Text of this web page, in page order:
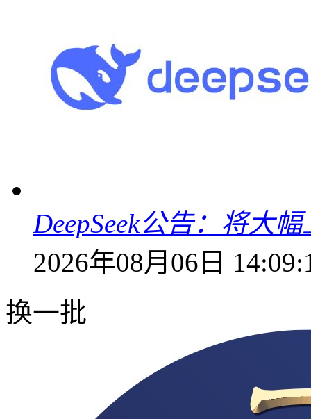
DeepSeek公告：将大
2026年08月06日
换一批